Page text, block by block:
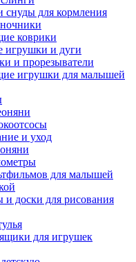
для кормления
коврики
игрушки и дуги
и прорезыватели
игрушки для малышей
и уход
для малышей
и доски для рисования
для игрушек